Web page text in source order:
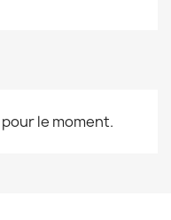
le moment.